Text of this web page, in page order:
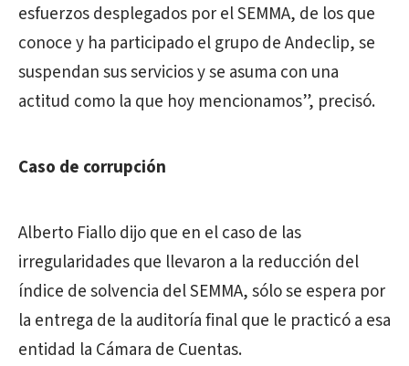
esfuerzos desplegados por el SEMMA, de los que
conoce y ha participado el grupo de Andeclip, se
suspendan sus servicios y se asuma con una
actitud como la que hoy mencionamos”, precisó.
Caso de corrupción
Alberto Fiallo dijo que en el caso de las
irregularidades que llevaron a la reducción del
índice de solvencia del SEMMA, sólo se espera por
la entrega de la auditoría final que le practicó a esa
entidad la Cámara de Cuentas.